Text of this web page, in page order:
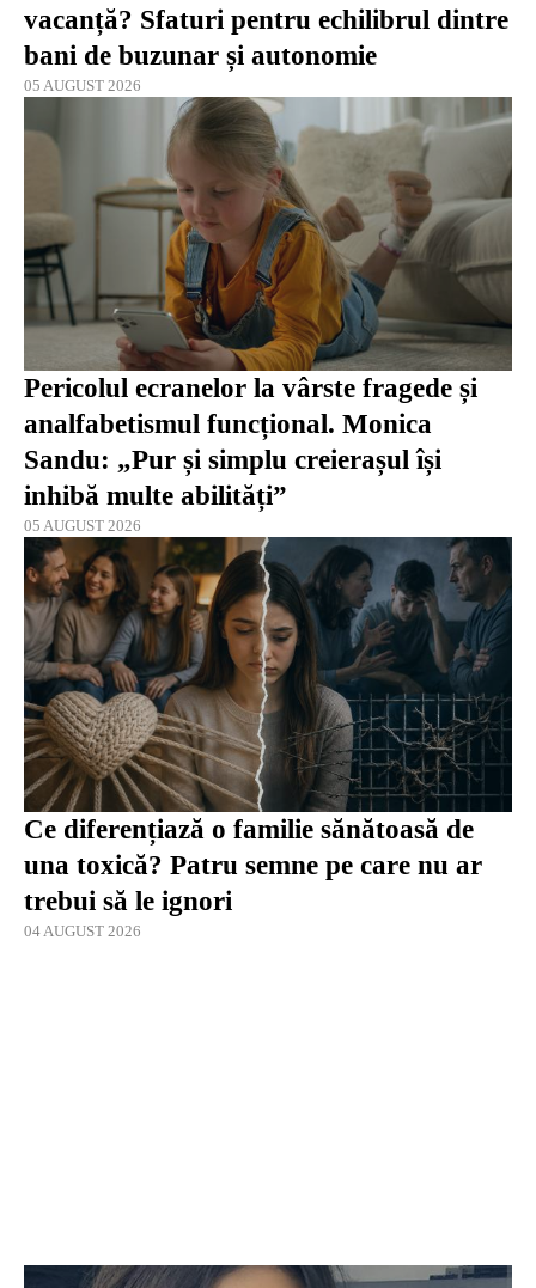
vacanță? Sfaturi pentru echilibrul dintre
bani de buzunar și autonomie
05 AUGUST 2026
Pericolul ecranelor la vârste fragede și
analfabetismul funcțional. Monica
Sandu: „Pur și simplu creierașul își
inhibă multe abilități”
05 AUGUST 2026
Ce diferențiază o familie sănătoasă de
una toxică? Patru semne pe care nu ar
trebui să le ignori
04 AUGUST 2026